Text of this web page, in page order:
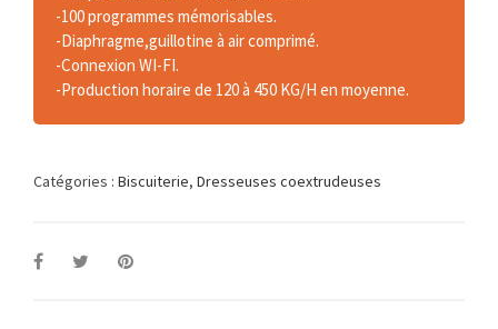
-100 programmes mémorisables.
-Diaphragme,guillotine à air comprimé.
-Connexion WI-FI.
-Production horaire de 120 à 450 KG/H en moyenne.
Catégories : Biscuiterie, Dresseuses coextrudeuses